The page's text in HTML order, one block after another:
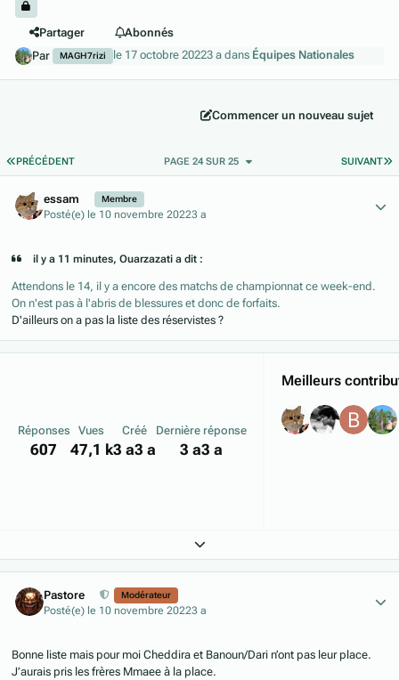
Partager
Abonnés
Par
MAGH7rizi le 17 octobre 20223 a dans Équipes Nationales
Commencer un nouveau sujet
PREMIÈRE PAGE
PRÉCÉDENT SUIVANT
PAGE 24 SUR 25
essam Membre
Posté(e) le 10 novembre 20223 a
il y a 11 minutes, Ouarzazati a dit :
Attendons le 14, il y a encore des matchs de championnat ce week-end.
On n'est pas à l'abris de blessures et donc de forfaits.
D'ailleurs on a pas la liste des réservistes ?
Réponses
607
Vues
47,1 k
Créé
3 a3 a
Dernière réponse
3 a3 a
Meilleurs
Expand topic overview
Pastore Modérateur
Posté(e) le 10 novembre 20223 a
Bonne liste mais pour moi Cheddira et Banoun/Dari n’ont pas leur place.
J’aurais pris les frères Mmaee à la place.